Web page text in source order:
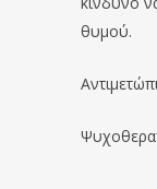
θυμού.